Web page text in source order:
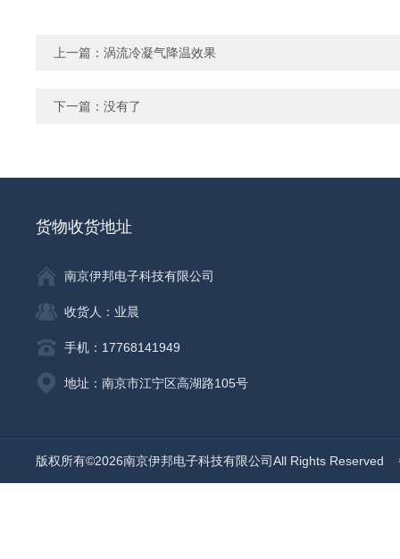
上一篇： 涡流冷凝气降温效果
下一篇：没有了
货物收货地址
南京伊邦电子科技有限公司
收货人：业晨
手机：17768141949
地址：南京市江宁区高湖路105号
版权所有©2026南京伊邦电子科技有限公司All Rights Reserved